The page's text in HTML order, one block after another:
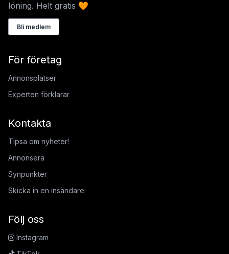
löning. Helt gratis 🧡
Bli medlem
För företag
Annonsplatser
Experten förklarar
Kontakta
Tipsa om nyheter!
Annonsera
Synpunkter
Skicka in en insändare
Följ oss
Instagram